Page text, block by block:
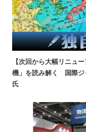
【次回から大幅リニュ
機」を読み解く 国際ジ
氏